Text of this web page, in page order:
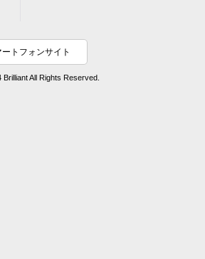
ートフォンサイト
All Rights Reserved.